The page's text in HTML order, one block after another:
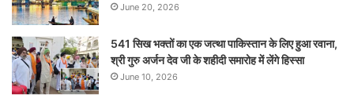
June 20, 2026
541 सिख भक्तों का एक जत्था पाकिस्तान के लिए हुआ रवाना,
श्री गुरु अर्जन देव जी के शहीदी समारोह में लेंगे हिस्सा
June 10, 2026